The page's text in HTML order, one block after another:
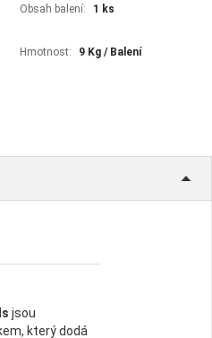
Obsah balení: 1 ks
Hmotnost: 9 Kg / Balení
jsou
který dodá